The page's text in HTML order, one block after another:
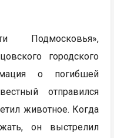
Подмосковья»,
городского
о погибшей
отправился
животное. Когда
он выстрелил